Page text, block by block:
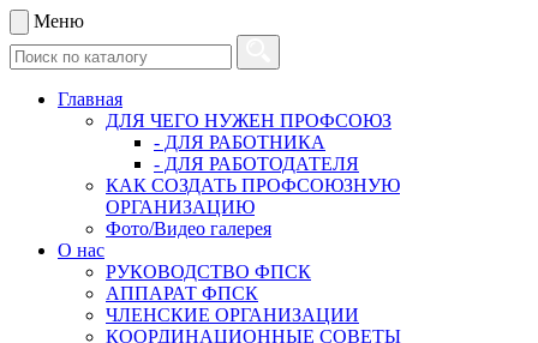
Меню
Главная
ДЛЯ ЧЕГО НУЖЕН ПРОФСОЮЗ
- ДЛЯ РАБОТНИКА
- ДЛЯ РАБОТОДАТЕЛЯ
КАК СОЗДАТЬ ПРОФСОЮЗНУЮ
ОРГАНИЗАЦИЮ
Фото/Видео галерея
О нас
РУКОВОДСТВО ФПСК
АППАРАТ ФПСК
ЧЛЕНСКИЕ ОРГАНИЗАЦИИ
КООРДИНАЦИОННЫЕ СОВЕТЫ